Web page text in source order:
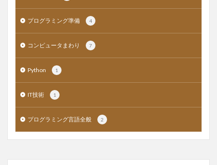
プログラミング準備 4
コンピュータまわり 7
Python 1
IT技術 1
プログラミング言語全般 2